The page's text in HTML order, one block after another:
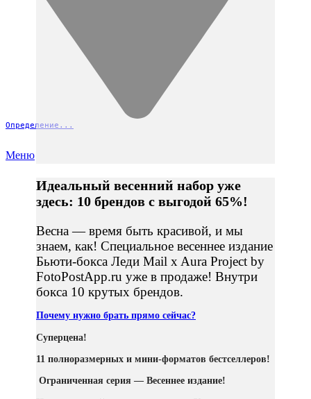
Определение...
Меню
Идеальный весенний набор уже
здесь: 10 брендов с выгодой 65%!
Весна — время быть красивой, и мы
знаем, как! Специальное весеннее издание
Бьюти-бокса Леди Mail x Aura Project by
FotoPostApp.ru уже в продаже! Внутри
бокса 10 крутых брендов.
Почему нужно брать прямо сейчас?
Суперцена!
11 полноразмерных и мини-форматов бестселлеров!
Ограниченная серия — Весеннее издание!